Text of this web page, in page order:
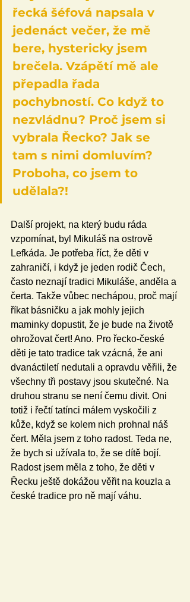
řecká šéfová napsala v
jedenáct večer, že mě
bere, hystericky jsem
brečela. Vzápětí mě ale
přepadla řada
pochybností. Co když to
nezvládnu? Proč jsem si
vybrala Řecko? Jak se
tam s nimi domluvím?
Proboha, co jsem to
udělala?!
Další projekt, na který budu ráda
vzpomínat, byl Mikuláš na ostrově
Lefkáda. Je potřeba říct, že děti v
zahraničí, i když je jeden rodič Čech,
často neznají tradici Mikuláše, anděla a
čerta. Takže vůbec nechápou, proč mají
říkat básničku a jak mohly jejich
maminky dopustit, že je bude na životě
ohrožovat čert! Ano. Pro řecko-české
děti je tato tradice tak vzácná, že ani
dvanáctiletí nedutali a opravdu věřili, že
všechny tři postavy jsou skutečné. Na
druhou stranu se není čemu divit. Oni
totiž i řečtí tatínci málem vyskočili z
kůže, když se kolem nich prohnal náš
čert. Měla jsem z toho radost. Teda ne,
že bych si užívala to, že se dítě bojí.
Radost jsem měla z toho, že děti v
Řecku ještě dokážou věřit na kouzla a
české tradice pro ně mají váhu.